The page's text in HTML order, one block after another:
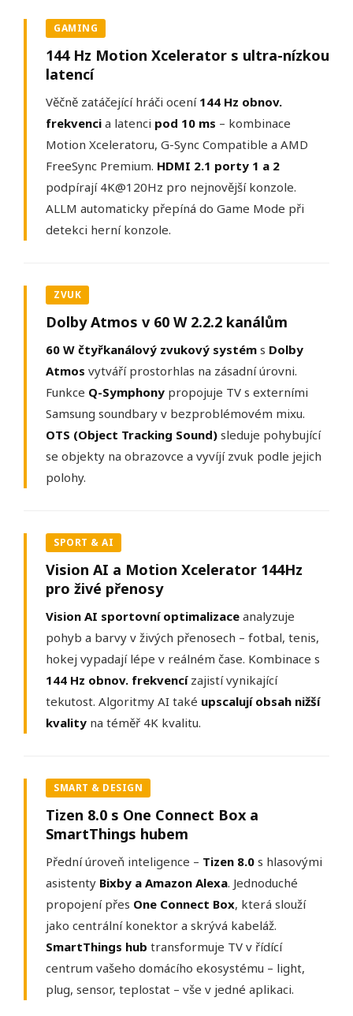
GAMING
144 Hz Motion Xcelerator s ultra-nízkou
latencí
Věčně zatáčející hráči ocení 144 Hz obnov.
frekvenci a latenci pod 10 ms – kombinace
Motion Xceleratoru, G-Sync Compatible a AMD
FreeSync Premium. HDMI 2.1 porty 1 a 2
podpírají 4K@120Hz pro nejnovější konzole.
ALLM automaticky přepíná do Game Mode při
detekci herní konzole.
ZVUK
Dolby Atmos v 60 W 2.2.2 kanálům
60 W čtyřkanálový zvukový systém s Dolby
Atmos vytváří prostorhlas na zásadní úrovni.
Funkce Q-Symphony propojuje TV s externími
Samsung soundbary v bezproblémovém mixu.
OTS (Object Tracking Sound) sleduje pohybující
se objekty na obrazovce a vyvíjí zvuk podle jejich
polohy.
SPORT & AI
Vision AI a Motion Xcelerator 144Hz
pro živé přenosy
Vision AI sportovní optimalizace analyzuje
pohyb a barvy v živých přenosech – fotbal, tenis,
hokej vypadají lépe v reálném čase. Kombinace s
144 Hz obnov. frekvencízajistí vynikající
tekutost. Algoritmy AI také upscalují obsah nižší
kvality na téměř 4K kvalitu.
SMART & DESIGN
Tizen 8.0 s One Connect Box a
SmartThings hubem
Přední úroveň inteligence – Tizen 8.0 s hlasovými
asistenty Bixby a Amazon Alexa. Jednoduché
propojení přes One Connect Box, která slouží
jako centrální konektor a skrývá kabeláž.
SmartThings hub transformuje TV v řídící
centrum vašeho domácího ekosystému – light,
plug, sensor, teplostat – vše v jedné aplikaci.